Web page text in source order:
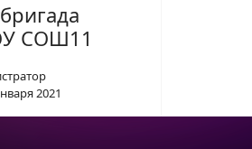
СОШ11
2021